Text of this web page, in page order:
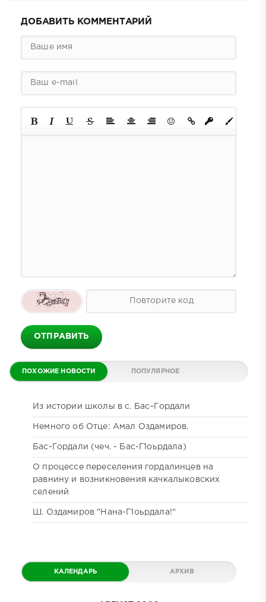
ДОБАВИТЬ КОММЕНТАРИЙ
ОТПРАВИТЬ
ПОХОЖИЕ НОВОСТИ ПОПУЛЯРНОЕ
Из истории школы в с. Бас–Гордали
Немного об Отце: Амал Оздамиров.
Бас-Гордали (чеч. - Бас-Г1оьрдала)
О процессе переселения гордалинцев на
равнину и возникновения качкалыковских
селений
Ш. Оздамиров "Нана-Г1оьрдала!"
КАЛЕНДАРЬ АРХИВ